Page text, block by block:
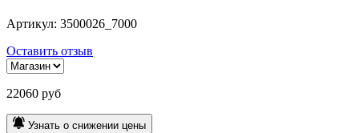
Артикул: 3500026_7000
Оставить отзыв
22060 руб
Узнать о снижении цены